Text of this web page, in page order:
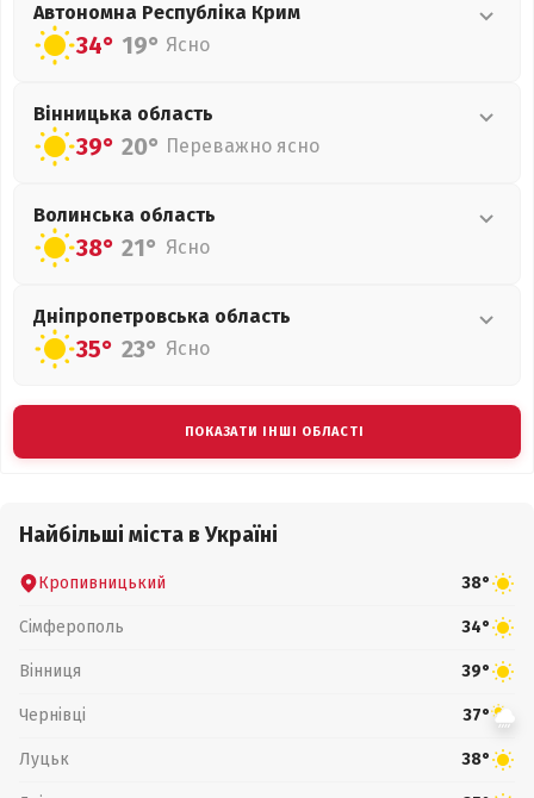
Автономна Республіка Крим
34° 19° Ясно
Вінницька область
39° 20° Переважно ясно
Волинська область
38° 21° Ясно
Дніпропетровська область
35° 23° Ясно
ПОКАЗАТИ ІНШІ ОБЛАСТІ
Найбільші міста в Україні
Кропивницький 38°
Сімферополь 34°
Вінниця 39°
Чернівці 37°
Луцьк 38°